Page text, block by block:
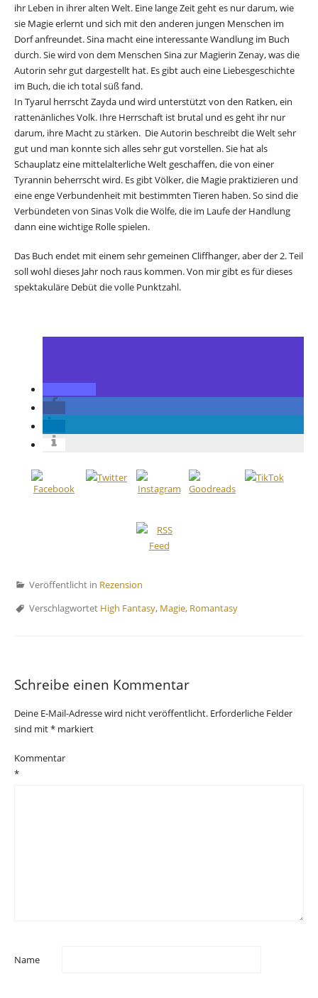
ihr Leben in ihrer alten Welt. Eine lange Zeit geht es nur darum, wie
sie Magie erlernt und sich mit den anderen jungen Menschen im
Dorf anfreundet. Sina macht eine interessante Wandlung im Buch
durch. Sie wird von dem Menschen Sina zur Magierin Zenay, was die
Autorin sehr gut dargestellt hat. Es gibt auch eine Liebesgeschichte
im Buch, die ich total süß fand.
In Tyarul herrscht Zayda und wird unterstützt von den Ratken, ein
rattenänliches Volk. Ihre Herrschaft ist brutal und es geht ihr nur
darum, ihre Macht zu stärken. Die Autorin beschreibt die Welt sehr
gut und man konnte sich alles sehr gut vorstellen. Sie hat als
Schauplatz eine mittelalterliche Welt geschaffen, die von einer
Tyrannin beherrscht wird. Es gibt Völker, die Magie praktizieren und
eine enge Verbundenheit mit bestimmten Tieren haben. So sind die
Verbündeten von Sinas Volk die Wölfe, die im Laufe der Handlung
dann eine wichtige Rolle spielen.
Das Buch endet mit einem sehr gemeinen Cliffhanger, aber der 2. Teil
soll wohl dieses Jahr noch raus kommen. Von mir gibt es für dieses
spektakuläre Debüt die volle Punktzahl.
Veröffentlicht in Rezension
Verschlagwortet High Fantasy, Magie, Romantasy
Schreibe einen Kommentar
Deine E-Mail-Adresse wird nicht veröffentlicht. Erforderliche Felder
sind mit* markiert
Kommentar
*
Name